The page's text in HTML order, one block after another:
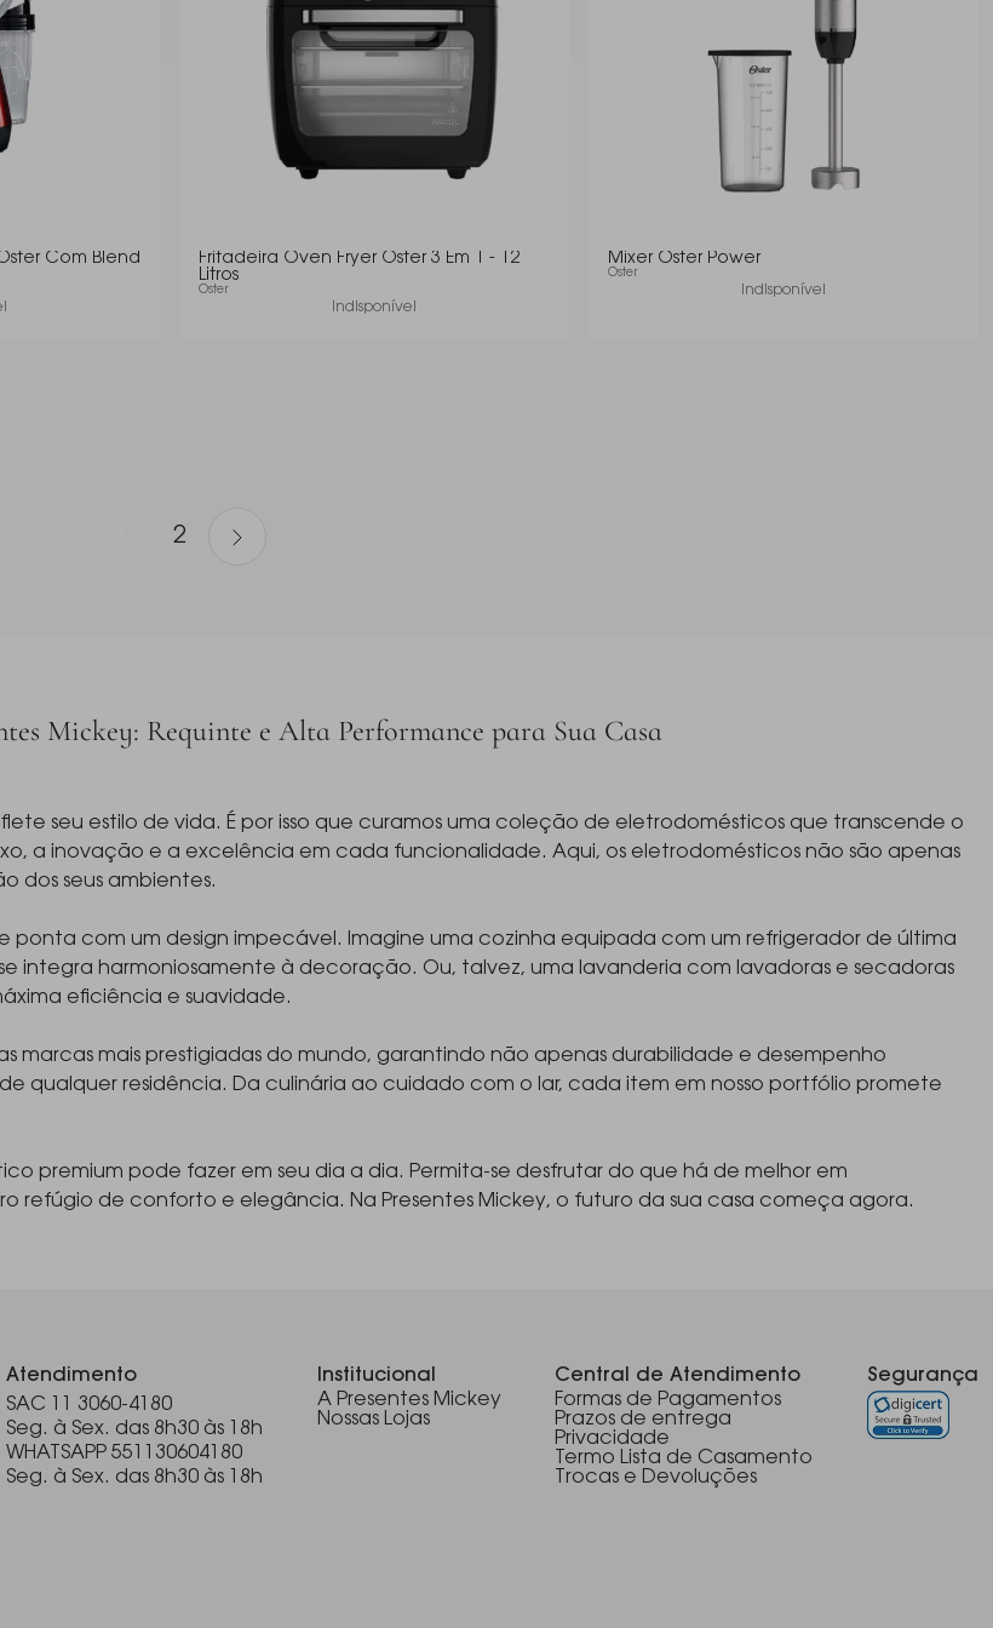
Com Blend
Fritadeira Oven Fryer Oster 3 Em 1 - 12
Litros
Oster
Indisponível
Mixer Oster Power
Oster
Indisponível
2
Mickey: Requinte e Alta Performance para Sua Casa
seu estilo de vida. É por isso que curamos uma coleção de eletrodomésticos que transcende o
a inovação e a excelência em cada funcionalidade. Aqui, os eletrodomésticos não são apenas
dos seus ambientes.
ponta com um design impecável. Imagine uma cozinha equipada com um refrigerador de última
integra harmoniosamente à decoração. Ou, talvez, uma lavanderia com lavadoras e secadoras
eficiência e suavidade.
marcas mais prestigiadas do mundo, garantindo não apenas durabilidade e desempenho
qualquer residência. Da culinária ao cuidado com o lar, cada item em nosso portfólio promete
premium pode fazer em seu dia a dia. Permita-se desfrutar do que há de melhor em
refúgio de conforto e elegância. Na Presentes Mickey, o futuro da sua casa começa agora.
Atendimento
SAC 11 3060-4180
Seg. à Sex. das 8h30 às 18h
WHATSAPP 551130604180
Seg. à Sex. das 8h30 às 18h
Institucional
A Presentes Mickey
Nossas Lojas
Central de Atendimento
Formas de Pagamentos
Prazos de entrega
Privacidade
Termo Lista de Casamento
Trocas e Devoluções
Segurança